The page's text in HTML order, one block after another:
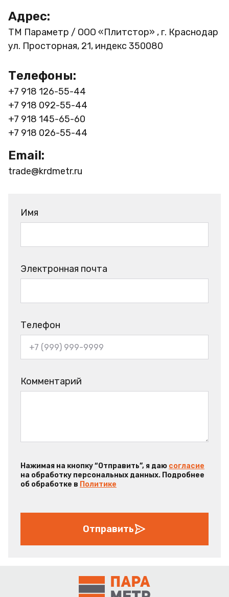
Адрес:
ТМ Параметр / ООО «Плитстор» , г. Краснодар
ул. Просторная, 21, индекс 350080
Телефоны:
+7 918 126-55-44
+7 918 092-55-44
+7 918 145-65-60
+7 918 026-55-44
Email:
trade@krdmetr.ru
Имя
Электронная почта
Телефон
Комментарий
Нажимая на кнопку “Отправить”, я даю согласие
на обработку персональных данных. Подробнее
об обработке в Политике
Отправить